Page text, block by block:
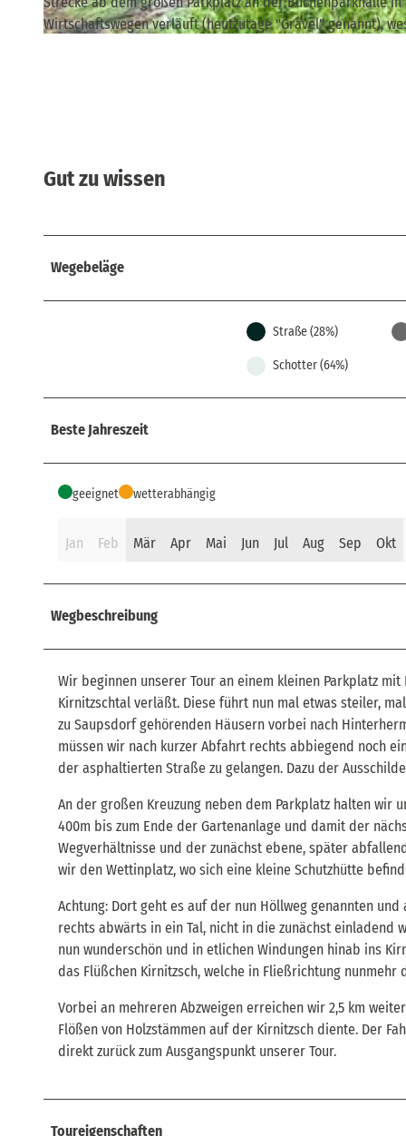
Wirtschaftswegen verläuft (heutzutage "Gravel" genannt),
Gut zu wissen
Wegebeläge
Straße (28%)
Schotter (64%)
Beste Jahreszeit
geeignet wetterabhängig
Jan Feb Mär Apr Mai Jun Jul Aug Sep Okt
Wegbeschreibung
Wir beginnen unserer Tour an einem kleinen Parkplatz
Kirnitzschtal verläßt. Diese führt nun mal etwas steiler,
zu Saupsdorf gehörenden Häusern vorbei nach
müssen wir nach kurzer Abfahrt rechts abbiegend noch
der asphaltierten Straße zu gelangen. Dazu der
An der großen Kreuzung neben dem Parkplatz halten wir
400m bis zum Ende der Gartenanlage und damit der
Wegverhältnisse und der zunächst ebene, später
wir den Wettinplatz, wo sich eine kleine Schutzhütte
Achtung: Dort geht es auf der nun Höllweg genannten
rechts abwärts in ein Tal, nicht in die zunächst
nun wunderschön und in etlichen Windungen hinab ins
das Flüßchen Kirnitzsch, welche in Fließrichtung nunmehr
Vorbei an mehreren Abzweigen erreichen wir 2,5 km
Flößen von Holzstämmen auf der Kirnitzsch diente. Der
direkt zurück zum Ausgangspunkt unserer Tour.
Toureigenschaften